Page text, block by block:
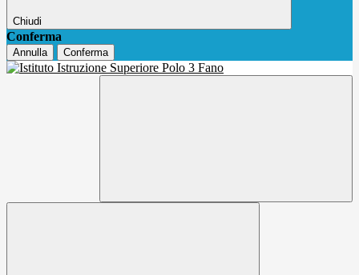
Chiudi
Conferma
Annulla Conferma